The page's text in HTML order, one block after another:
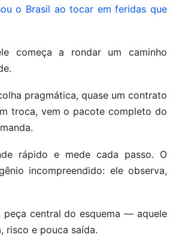
o Brasil ao tocar em feridas que
começa a rondar um caminho
pragmática, quase um contrato
troca, vem o pacote completo do
rápido e mede cada passo. O
incompreendido: ele observa,
peça central do esquema — aquele
risco e pouca saída.